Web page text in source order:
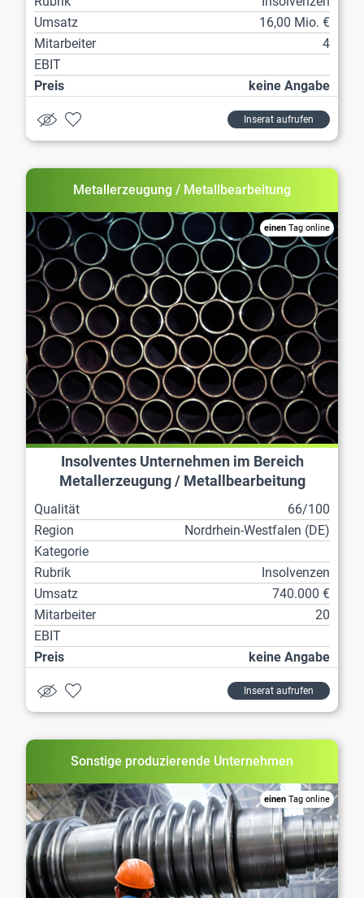
Umsatz
16,00 Mio. €
Mitarbeiter
4
EBIT
Preis
keine Angabe
Inserat aufrufen
Metallerzeugung / Metallbearbeitung
einen Tag online
Insolventes Unternehmen im Bereich
Metallerzeugung / Metallbearbeitung
Qualität
66/100
Region
Nordrhein-Westfalen (DE)
Kategorie
Rubrik
Insolvenzen
Umsatz
740.000 €
Mitarbeiter
20
EBIT
Preis
keine Angabe
Inserat aufrufen
Sonstige produzierende Unternehmen
einen Tag online